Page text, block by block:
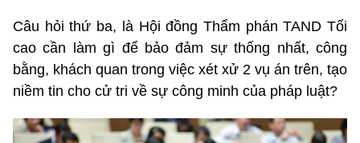
Câu hỏi thứ ba, là Hội đồng Thẩm phán TAND Tối
cao cần làm gì để bảo đảm sự thống nhất, công
bằng, khách quan trong việc xét xử 2 vụ án trên, tạo
niềm tin cho cử tri về sự công minh của pháp luật?